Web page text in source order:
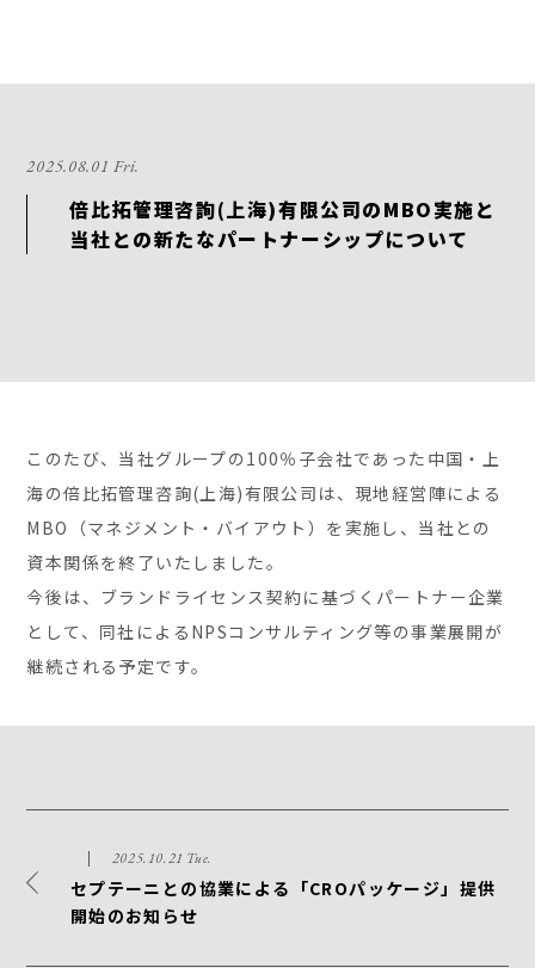
2025.08.01 Fri.
倍比拓管理咨詢(上海)有限公司のMBO実施と
当社との新たなパートナーシップについて
このたび、当社グループの100％子会社であった中国・上
海の倍比拓管理咨詢(上海)有限公司は、現地経営陣による
MBO（マネジメント・バイアウト）を実施し、当社との
資本関係を終了いたしました。
今後は、ブランドライセンス契約に基づくパートナー企業
として、同社によるNPSコンサルティング等の事業展開が
継続される予定です。
2025.10.21 Tue.
セプテーニとの協業による「CROパッケージ」提供
開始のお知らせ